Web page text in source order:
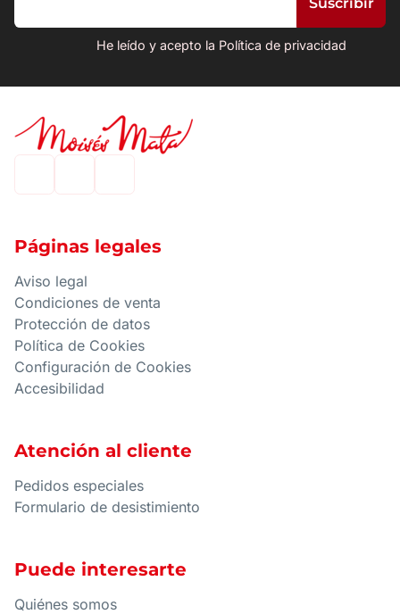
He leído y acepto la Política de privacidad
Páginas legales
Aviso legal
Condiciones de venta
Protección de datos
Política de Cookies
Configuración de Cookies
Accesibilidad
Atención al cliente
Pedidos especiales
Formulario de desistimiento
Puede interesarte
Quiénes somos